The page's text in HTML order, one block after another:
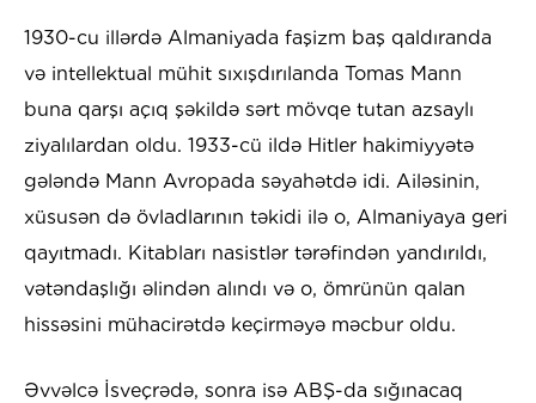
1930-cu illərdə Almaniyada faşizm baş qaldıranda
və intellektual mühit sıxışdırılanda Tomas Mann
buna qarşı açıq şəkildə sərt mövqe tutan azsaylı
ziyalılardan oldu. 1933-cü ildə Hitler hakimiyyətə
gələndə Mann Avropada səyahətdə idi. Ailəsinin,
xüsusən də övladlarının təkidi ilə o, Almaniyaya geri
qayıtmadı. Kitabları nasistlər tərəfindən yandırıldı,
vətəndaşlığı əlindən alındı və o, ömrünün qalan
hissəsini mühacirətdə keçirməyə məcbur oldu.
Əvvəlcə İsveçrədə, sonra isə ABŞ-da sığınacaq